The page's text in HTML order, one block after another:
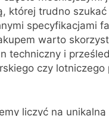
której trudno
specyfikacjami
warto
techniczny i
czy lotniczego
liczyć na